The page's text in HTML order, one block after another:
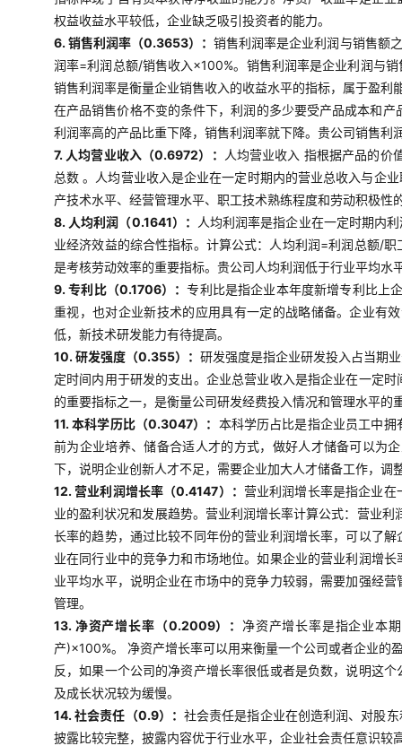
权益收益水平较低，企业缺乏吸引投资者的能力。
6. 销售利润率（0.3653）：销售利润率是企业利润与销售额
润率=利润总额/销售收入×100%。销售利润率是企业利润与
销售利润率是衡量企业销售收入的收益水平的指标，属于盈利
在产品销售价格不变的条件下，利润的多少要受产品成本和
利润率高的产品比重下降，销售利润率就下降。贵公司销售
7. 人均营业收入（0.6972）：
人均营业收入 指根据产品的价
总数 。人均营业收入是企业在一定时期内的营业总收入与企
产技术水平、经营管理水平、职工技术熟练程度和劳动积极
8. 人均利润（0.1641）：
人均利润率是指企业在一定时期内
业经济效益的综合性指标。计算公式：人均利润=利润总额/
是考核劳动效率的重要指标。贵公司人均利润低于行业平均
9. 专利比（0.1706）：专利比是指企业本年度新增专利比上
重视，也对企业新技术的应用具有一定的战略储备。企业有
低，新技术研发能力有待提高。
10. 研发强度（0.355）： 研发强度是指企业研发投入占当期
定时间内用于研发的支出。企业总营业收入是指企业在一定
的重要指标之一，是衡量公司研发经费投入情况和管理水平
11. 本科学历比（0.3047）： 本科学历占比是指企业员工中
前为企业培养、储备合适人才的方式，做好人才储备可以为
下，说明企业创新人才不足，需要企业加大人才储备工作，调
12. 营业利润增长率（0.4147）： 营业利润增长率是指企业
业的盈利状况和发展趋势。营业利润增长率计算公式：营业
长率的趋势，通过比较不同年份的营业利润增长率，可以了
业在同行业中的竞争力和市场地位。如果企业的营业利润增
业平均水平，说明企业在市场中的竞争力较弱，需要加强经
管理。
13. 净资产增长率（0.2009）： 净资产增长率是指企业本
产)×100%。 净资产增长率可以用来衡量一个公司或者企业的
反，如果一个公司的净资产增长率很低或者是负数，说明这
及成长状况较为缓慢。
14. 社会责任（0.9）： 社会责任是指企业在创造利润、对股
披露比较完整，披露内容优于行业水平，企业社会责任意识较